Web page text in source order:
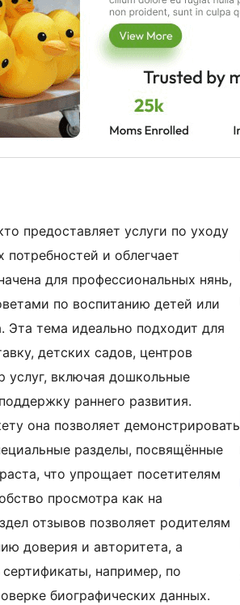
предоставляет услуги по уходу
и облегчает
для профессиональных нянь,
по воспитанию детей или
тема идеально подходит для
детских садов, центров
услуг, включая дошкольные
раннего развития.
она позволяет демонстрировать
разделы, посвящённые
что упрощает посетителям
просмотра как на
отзывов позволяет родителям
доверия и авторитета, а
например, по
биографических данных.